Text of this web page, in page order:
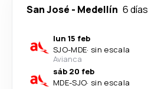
San José - Medellín 6 días
lun 15 feb
SJO-MDE· sin escala
Avianca
sáb 20 feb
MDE-SJO· sin escala